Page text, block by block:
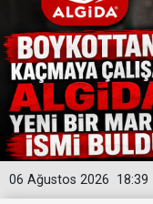
18:39
06 Ağustos 2026